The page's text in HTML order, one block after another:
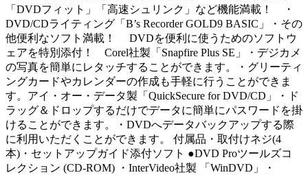
「DVDフィット」「高速シュリンク」など機能満載！ ・
DVD/CDライティング「B’s Recorder GOLD9 BASIC」・その
他便利なソフト満載！ DVDを便利に使うためのソフトウ
ェアを特別添付！ Corel社製「Snapfire Plus SE」・デジカメ
の写真を簡単にレタッチすることができます。・グリーティ
ングカードやカレンダーの作成も手軽に行うことができま
す。アイ・オー・データ製「QuickSecure for DVD/CD」・ド
ラッグ＆ドロップするだけでデータに簡単にパスワードを掛
けることができます。・DVDへデータバックアップする際
に利用いただくことができます。 付属品・取付けネジ(4
本)・セットアップガイド添付ソフト ●DVD Proツールズコ
レクション (CD-ROM) ・InterVideo社製 「WinDVD」・